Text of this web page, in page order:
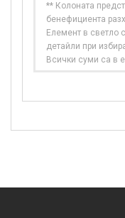
** Колоната
бенефициента
Елемент в светло
детайли при
Всички суми са в